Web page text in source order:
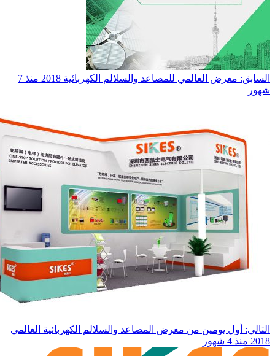
السابق: معرض العالمي للمصاعد والسلالم الكهربائية 2018
منذ 7
شهور
التالي: أول يومين من معرض المصاعد والسلالم الكهربائية العالمي
2018 منذ 4 شهور